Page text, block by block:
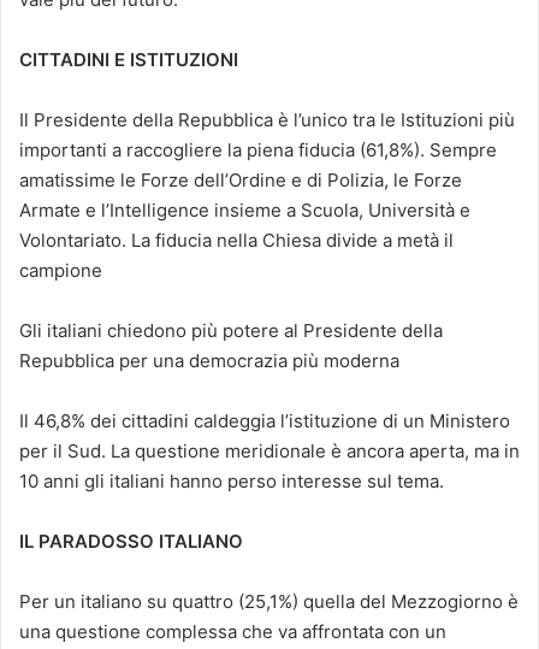
CITTADINI E ISTITUZIONI
Il Presidente della Repubblica è l’unico tra le Istituzioni più
importanti a raccogliere la piena fiducia (61,8%). Sempre
amatissime le Forze dell’Ordine e di Polizia, le Forze
Armate e l’Intelligence insieme a Scuola, Università e
Volontariato. La fiducia nella Chiesa divide a metà il
campione
Gli italiani chiedono più potere al Presidente della
Repubblica per una democrazia più moderna
Il 46,8% dei cittadini caldeggia l’istituzione di un Ministero
per il Sud. La questione meridionale è ancora aperta, ma in
10 anni gli italiani hanno perso interesse sul tema.
IL PARADOSSO ITALIANO
Per un italiano su quattro (25,1%) quella del Mezzogiorno è
una questione complessa che va affrontata con un